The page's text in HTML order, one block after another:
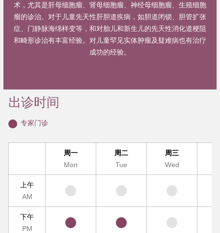
术，尤其是肝母细胞瘤、肾母细胞瘤、神经母细胞瘤、生殖细胞
瘤的诊治。对于儿童先天性肝胆道疾病，如胆道闭锁、胆管扩张
症、门静脉海绵样变等，和对胎儿和新生儿的先天性消化道梗阻
和畸形诊治有丰富经验。对儿童罕见实体肿瘤及疑难病也有治疗
成功的经验。
出诊时间
专家门诊
周一
Mon
周二
Tue
周三
Wed
上午
AM
下午
PM